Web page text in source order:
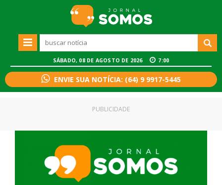
SÁBADO, 08 DE AGOSTO DE 2026 7:00
ENVIE SUA NOTÍCIA: (64) 9 9917-5445
PUBLICIDADE